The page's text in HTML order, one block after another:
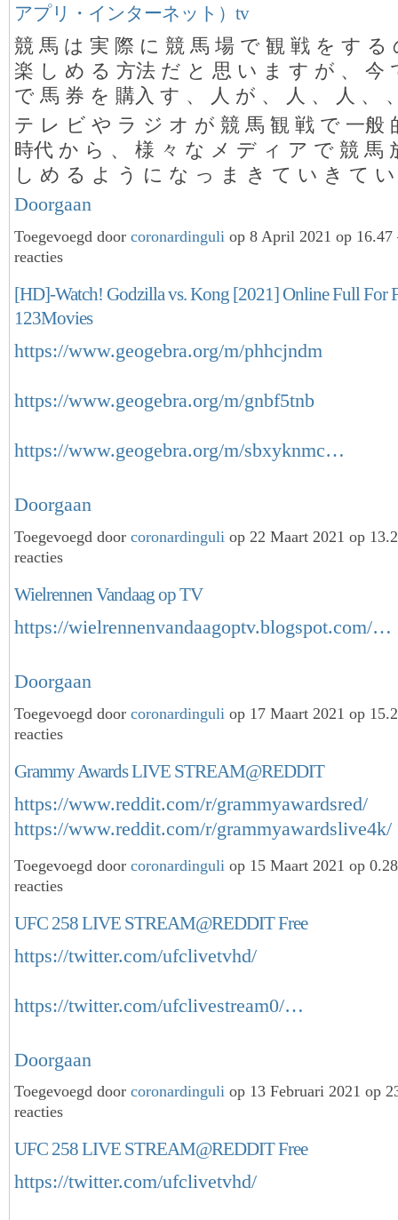
アプリ・インターネット）tv
競 馬 は 実 際 に 競 馬 場 で 観 戦 を す る
楽 し め る 方法 だ と 思 い ま す が 、 今
で 馬 券 を 購入 す 、 人 が 、 人 、 人 、
テ レ ビ や ラ ジ オ が 競 馬 観 戦 で 一般
時代 か ら 、 様 々 な メ デ ィ ア で 競 馬
し め る よ う に な っ ま き て い き て
Doorgaan
Toegevoegd door coronardinguli op 8 April 2021 op
reacties
[HD]-Watch! Godzilla vs. Kong [2021] Online Full For
123Movies
https://www.geogebra.org/m/phhcjndm
https://www.geogebra.org/m/gnbf5tnb
https://www.geogebra.org/m/sbxyknmc…
Doorgaan
Toegevoegd door coronardinguli op 22 Maart 2021 op
reacties
Wielrennen Vandaag op TV
https://wielrennenvandaagoptv.blogspot.com/…
Doorgaan
Toegevoegd door coronardinguli op 17 Maart 2021 op
reacties
Grammy Awards LIVE STREAM@REDDIT
https://www.reddit.com/r/grammyawardsred/
https://www.reddit.com/r/grammyawardslive4k/
Toegevoegd door coronardinguli op 15 Maart 2021 op
reacties
UFC 258 LIVE STREAM@REDDIT Free
https://twitter.com/ufclivetvhd/
https://twitter.com/ufclivestream0/…
Doorgaan
Toegevoegd door coronardinguli op 13 Februari 2021 op
reacties
UFC 258 LIVE STREAM@REDDIT Free
https://twitter.com/ufclivetvhd/